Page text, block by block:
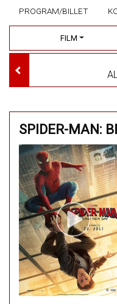
PROGRAM/BILLET
FILM
SPIDER-MAN: